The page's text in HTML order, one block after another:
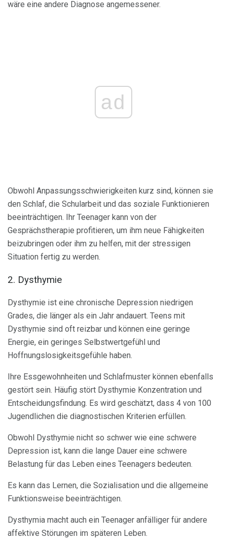
wäre eine andere Diagnose angemessener.
ad
Obwohl Anpassungsschwierigkeiten kurz sind, können sie
den Schlaf, die Schularbeit und das soziale Funktionieren
beeinträchtigen. Ihr Teenager kann von der
Gesprächstherapie profitieren, um ihm neue Fähigkeiten
beizubringen oder ihm zu helfen, mit der stressigen
Situation fertig zu werden.
2. Dysthymie
Dysthymie ist eine chronische Depression niedrigen
Grades, die länger als ein Jahr andauert. Teens mit
Dysthymie sind oft reizbar und können eine geringe
Energie, ein geringes Selbstwertgefühl und
Hoffnungslosigkeitsgefühle haben.
Ihre Essgewohnheiten und Schlafmuster können ebenfalls
gestört sein. Häufig stört Dysthymie Konzentration und
Entscheidungsfindung. Es wird geschätzt, dass 4 von 100
Jugendlichen die diagnostischen Kriterien erfüllen.
Obwohl Dysthymie nicht so schwer wie eine schwere
Depression ist, kann die lange Dauer eine schwere
Belastung für das Leben eines Teenagers bedeuten.
Es kann das Lernen, die Sozialisation und die allgemeine
Funktionsweise beeinträchtigen.
Dysthymia macht auch ein Teenager anfälliger für andere
affektive Störungen im späteren Leben.